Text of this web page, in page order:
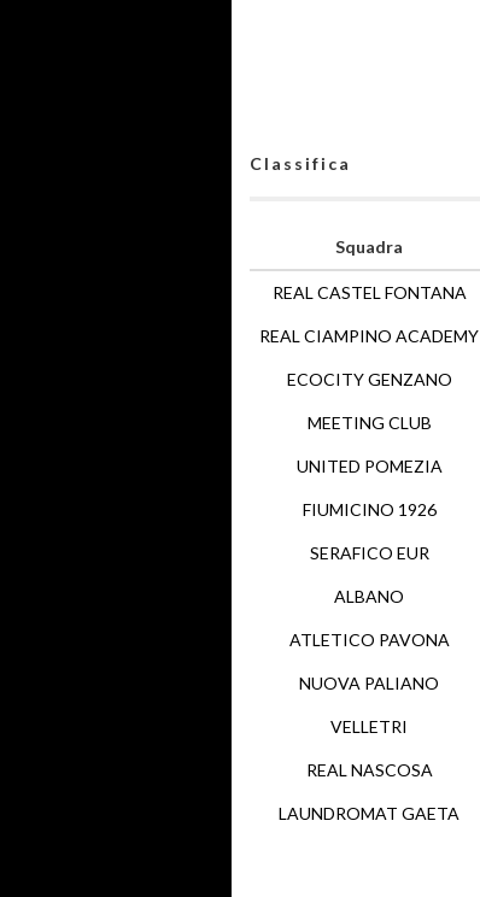
Classifica
Squadra
REAL CASTEL FONTANA
REAL CIAMPINO ACADEMY
ECOCITY GENZANO
MEETING CLUB
UNITED POMEZIA
FIUMICINO 1926
SERAFICO EUR
ALBANO
ATLETICO PAVONA
NUOVA PALIANO
VELLETRI
REAL NASCOSA
LAUNDROMAT GAETA